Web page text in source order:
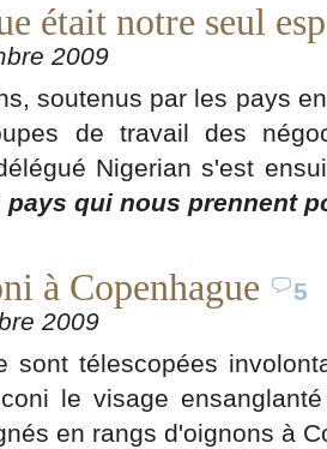
était notre seul
2009
soutenus par les pays
de travail des
Nigerian s'est
pays qui nous prennent
à Copenhague
5
2009
sont télescopées
le visage
en rangs d'oignons à